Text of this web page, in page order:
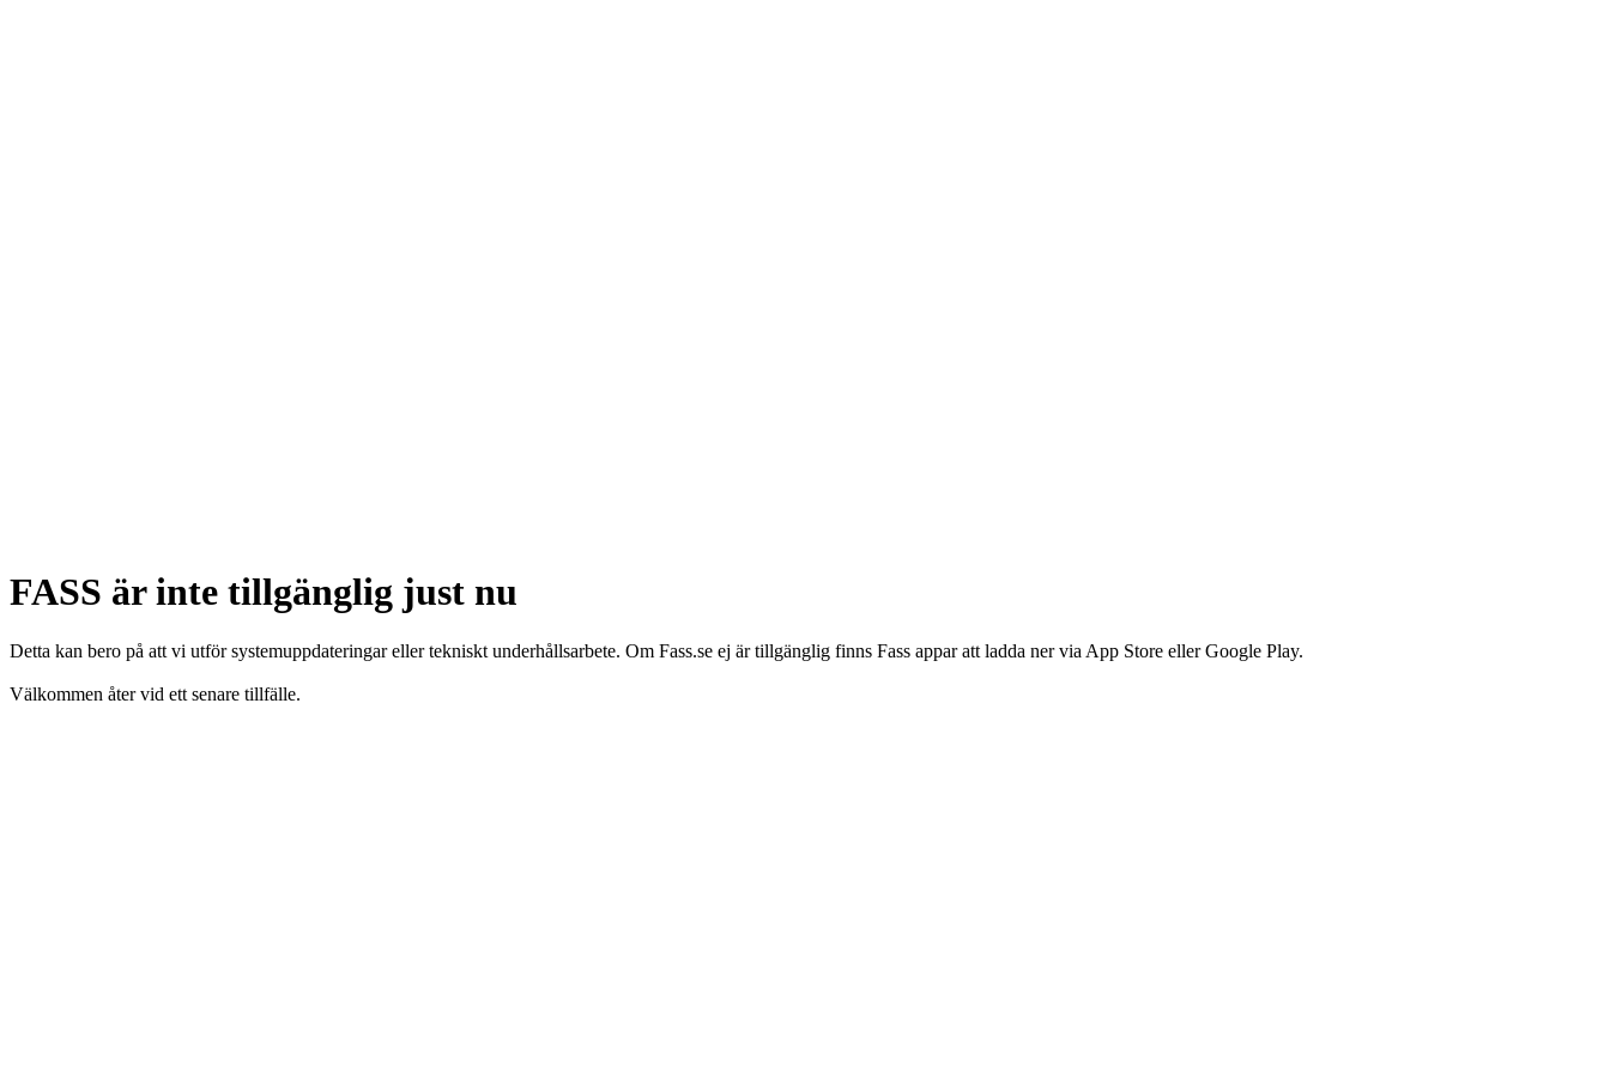
FASS är inte tillgänglig just nu
Detta kan bero på att vi utför systemuppdateringar eller tekniskt underhållsarbete. Om Fass.se ej är tillgänglig finns Fass appar att ladda ner via App Store eller Google Play.
Välkommen åter vid ett senare tillfälle.